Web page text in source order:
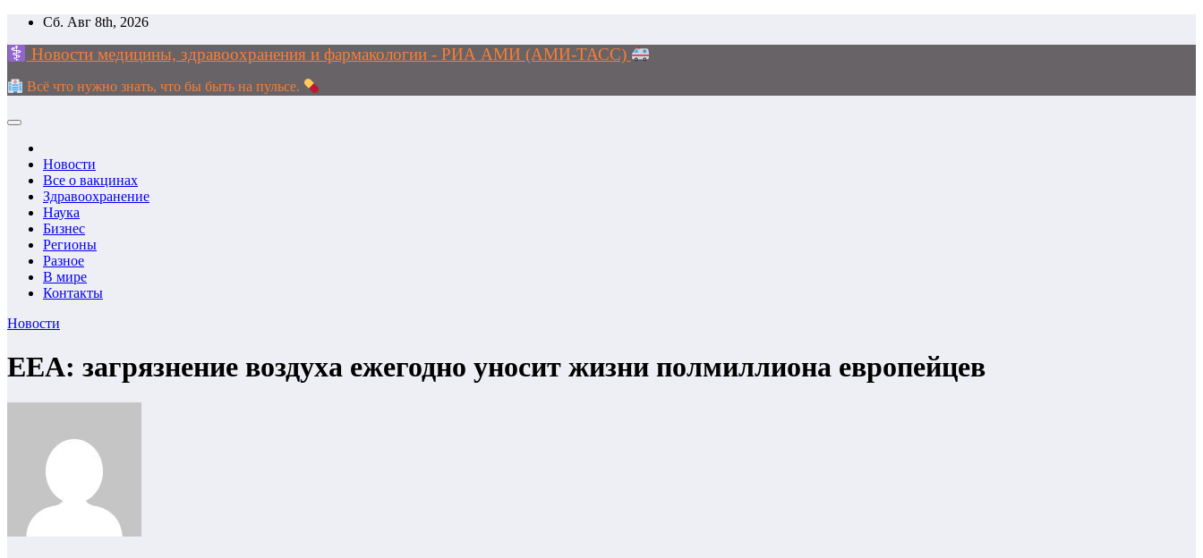
Перейти
содержимому
Сб. Авг 8th, 2026
Новости медицины, здравоохранения и фармакологии - РИА АМИ (АМИ-ТАСС)
Всё что нужно знать, что бы быть на пульсе.
Новости
Все о вакцинах
Здравоохранение
Наука
Бизнес
Регионы
Разное
В мире
Контакты
Новости
ЕЕА: загрязнение воздуха ежегодно уносит жизни полмиллиона европейцев